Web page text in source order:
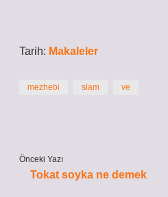
Tarih: Makaleler
mezhebi slam ve
Önceki Yazı
Tokat soyka ne demek